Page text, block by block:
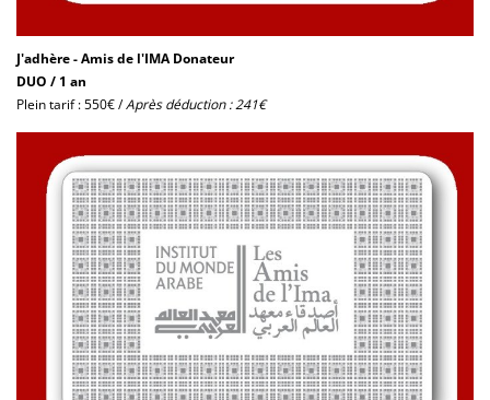
J'adhère - Amis de l'IMA Donateur
DUO / 1 an
Plein tarif : 550€ /Après déduction : 241€